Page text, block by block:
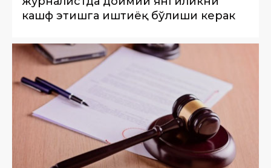
кашф этишга иштиёқ бўлиши керак